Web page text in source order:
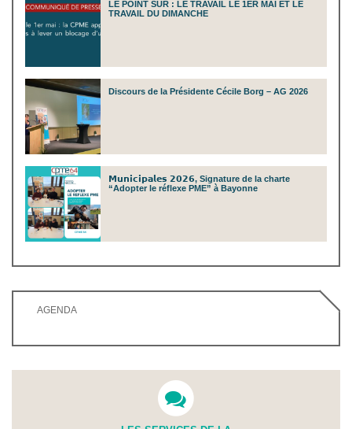
LE POINT SUR : LE TRAVAIL LE 1ER MAI ET LE
TRAVAIL DU DIMANCHE
Discours de la Présidente Cécile Borg – AG 2026
𝗠𝘂𝗻𝗶𝗰𝗶𝗽𝗮𝗹𝗲𝘀 𝟮𝟬𝟮𝟲, Signature de la charte
“Adopter le réflexe PME” à Bayonne
AGENDA